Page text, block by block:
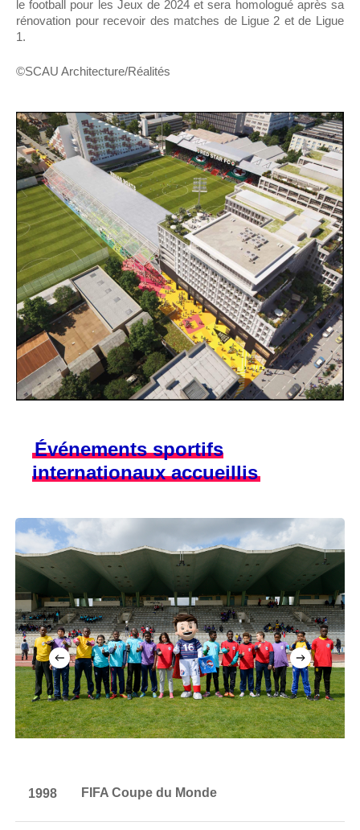
le football pour les Jeux de 2024 et sera homologué après sa
rénovation pour recevoir des matches de Ligue 2 et de Ligue
1.
©SCAU Architecture/Réalités
Événements sportifs
internationaux accueillis
1998 FIFA Coupe du Monde